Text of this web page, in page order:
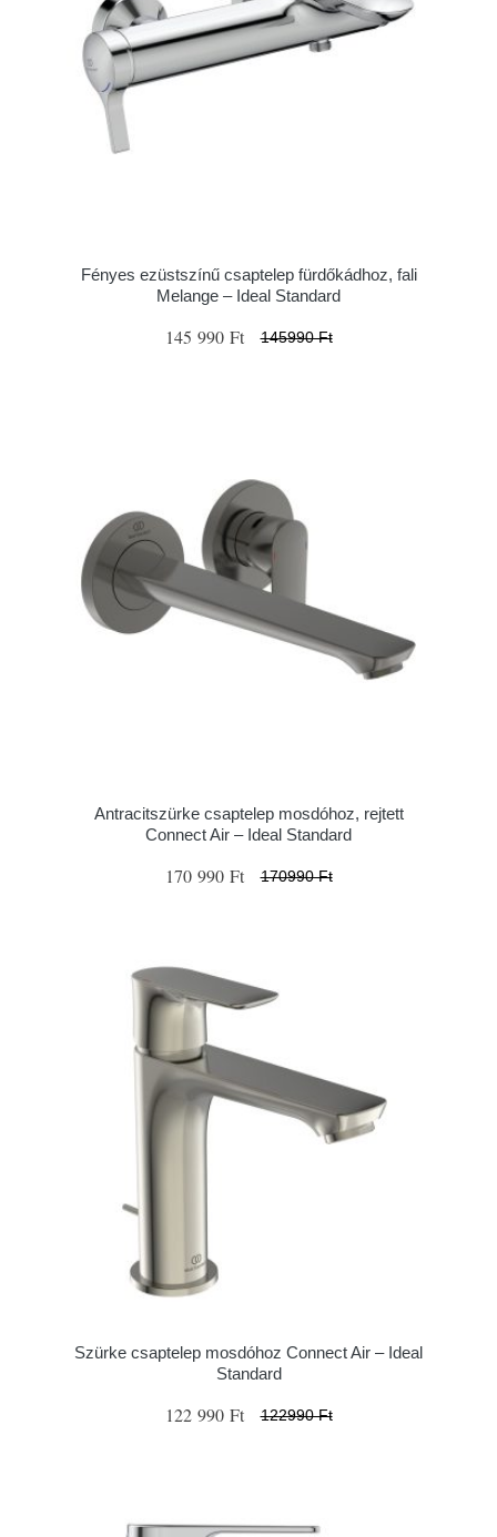
Fényes ezüstszínű csaptelep fürdőkádhoz, fali
Melange – Ideal Standard
145 990 Ft 145990 Ft
Antracitszürke csaptelep mosdóhoz, rejtett
Connect Air – Ideal Standard
170 990 Ft 170990 Ft
Szürke csaptelep mosdóhoz Connect Air – Ideal
Standard
122 990 Ft 122990 Ft